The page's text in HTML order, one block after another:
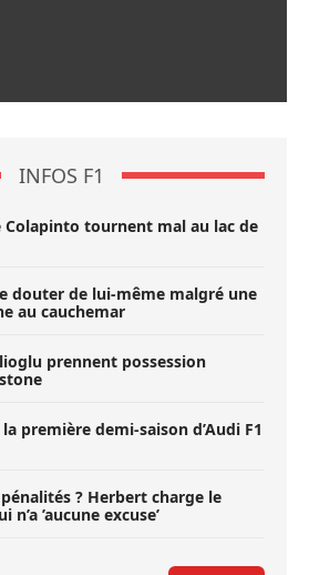
INFOS F1
Colapinto tournent mal au lac de
douter de lui-même malgré une
au cauchemar
prennent possession
première demi-saison d’Audi F1
? Herbert charge le
’aucune excuse’